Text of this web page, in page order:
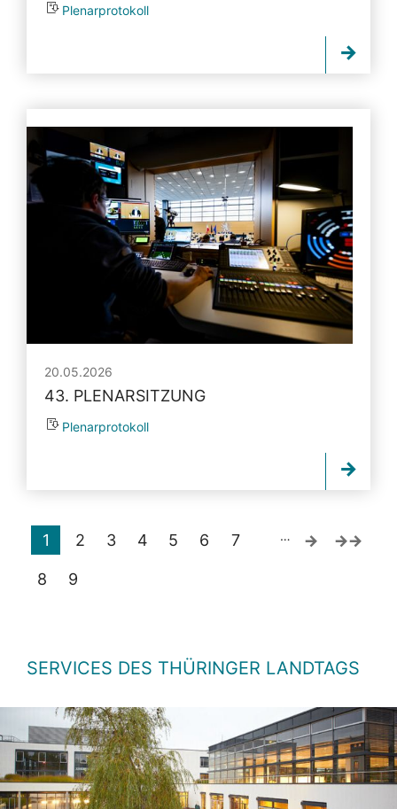
Plenarprotokoll
20.05.2026
43. PLENARSITZUNG
Plenarprotokoll
1 2 3 4 5 6 7
8 9
…
SERVICES DES THÜRINGER LANDTAGS